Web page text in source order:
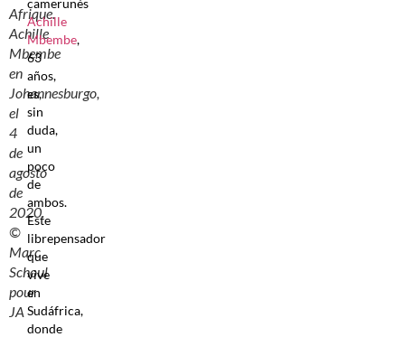
Afrique.
Achille
Mbembe
en
Johannesburgo,
el
4
de
agosto
de
2020.
©
Marc
Schoul
pour
JA
Achille
Mbembe,
63
años,
es,
sin
duda,
un
poco
de
ambos.
Este
librepensador
que
vive
en
Sudáfrica,
donde